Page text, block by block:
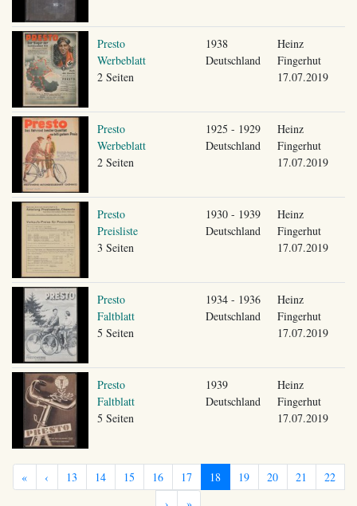
Presto
Werbeblatt
2 Seiten
1938
Deutschland
Heinz
Fingerhut
17.07.2019
Presto
Werbeblatt
2 Seiten
1925 - 1929
Deutschland
Heinz
Fingerhut
17.07.2019
Presto
Preisliste
3 Seiten
1930 - 1939
Deutschland
Heinz
Fingerhut
17.07.2019
Presto
Faltblatt
5 Seiten
1934 - 1936
Deutschland
Heinz
Fingerhut
17.07.2019
Presto
Faltblatt
5 Seiten
1939
Deutschland
Heinz
Fingerhut
17.07.2019
« ‹ 13 14 15 16 17 18 19 20 21
22
›
»